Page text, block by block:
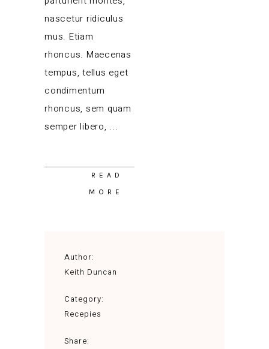
nascetur ridiculus
mus. Etiam
rhoncus. Maecenas
tempus, tellus eget
condimentum
rhoncus, sem quam
semper libero,
READ
MORE
Author:
Keith Duncan
Category:
Recepies
Share: